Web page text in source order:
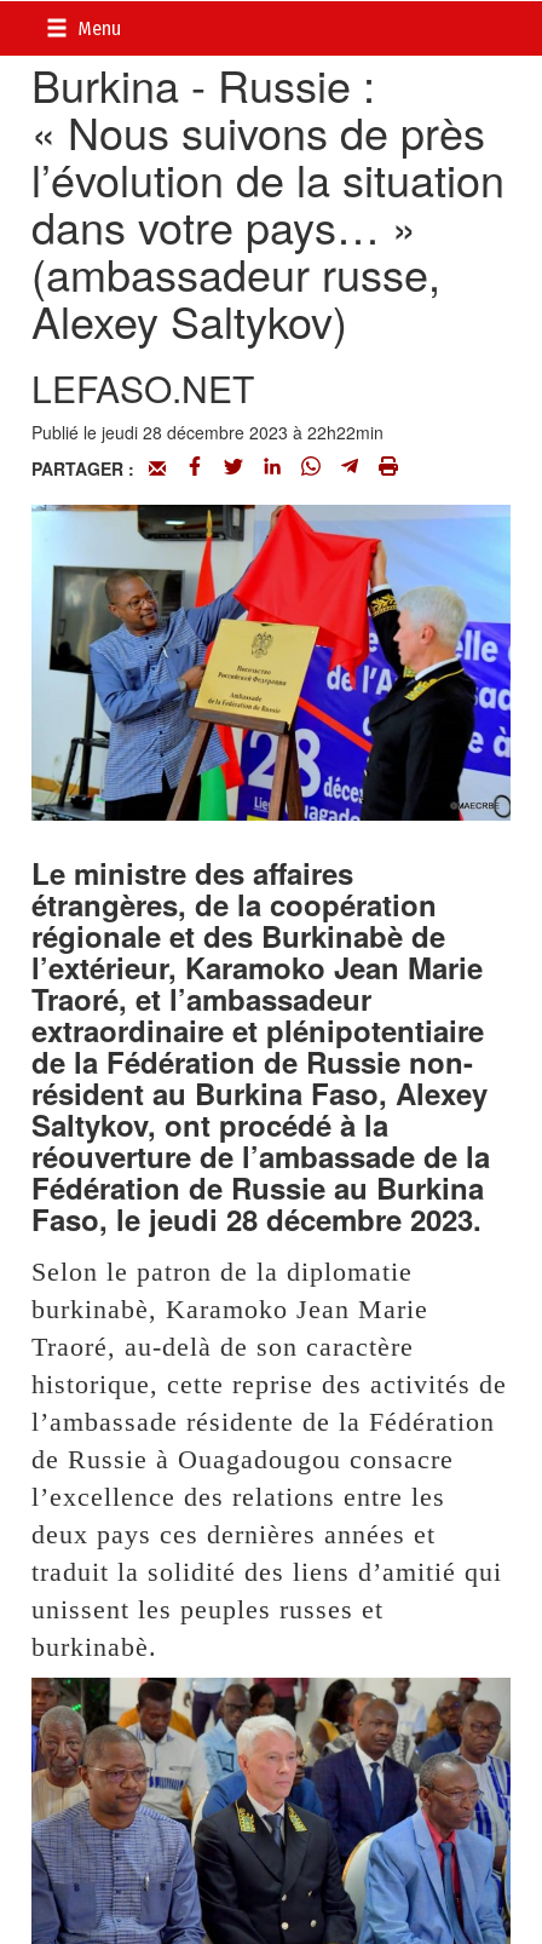
Menu
Accueil>Actualités
Burkina - Russie :
« Nous suivons de près
l’évolution de la situation
dans votre pays… »
(ambassadeur russe,
Alexey Saltykov)
LEFASO.NET
Publié le jeudi 28 décembre 2023 à 22h22min
PARTAGER :
Le ministre des affaires
étrangères, de la coopération
régionale et des Burkinabè de
l’extérieur, Karamoko Jean Marie
Traoré, et l’ambassadeur
extraordinaire et plénipotentiaire
de la Fédération de Russie non-
résident au Burkina Faso, Alexey
Saltykov, ont procédé à la
réouverture de l’ambassade de la
Fédération de Russie au Burkina
Faso, le jeudi 28 décembre 2023.
Selon le patron de la diplomatie
burkinabè, Karamoko Jean Marie
Traoré, au-delà de son caractère
historique, cette reprise des activités de
l’ambassade résidente de la Fédération
de Russie à Ouagadougou consacre
l’excellence des relations entre les
deux pays ces dernières années et
traduit la solidité des liens d’amitié qui
unissent les peuples russes et
burkinabè.